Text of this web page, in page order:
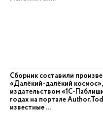
Сборник составили
«Далёкий-далёкий
издательством «1С-
годах на портале
известные ...